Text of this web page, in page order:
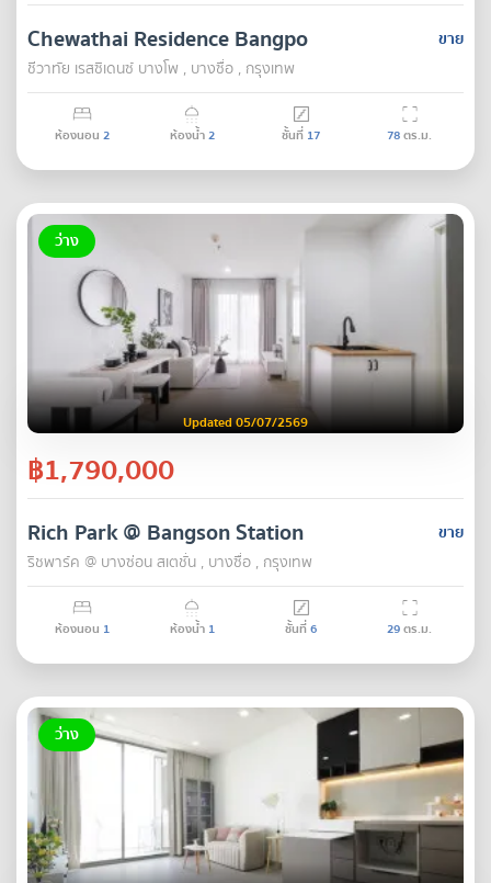
ขาย
Chewathai Residence Bangpo
ชีวาทัย เรสซิเดนซ์ บางโพ , บางซื่อ , กรุงเทพ
ห้องนอน 2 ห้องน้ำ2 ชั้นที่ 17 78ตร.ม.
ว่าง
Updated 05/07/2569
฿1,790,000
ขาย
Rich Park @ Bangson Station
ริชพาร์ค @ บางซ่อน สเตชั่น , บางซื่อ , กรุงเทพ
ห้องนอน 1 ห้องน้ำ 1 ชั้นที่6 29ตร.ม.
ว่าง